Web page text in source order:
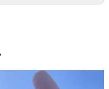
木舟探險世界遺產紅
的叢林中健行吧！